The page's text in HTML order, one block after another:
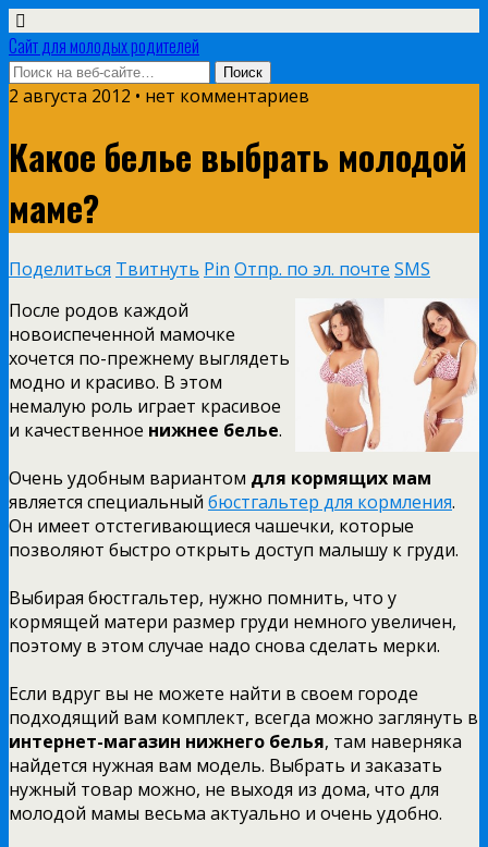
Сайт для молодых родителей
2 августа 2012 • нет комментариев
Какое белье выбрать молодой
маме?
Поделиться Твитнуть Pin Отпр. по эл. почте SMS
После родов каждой
новоиспеченной мамочке
хочется по-прежнему выглядеть
модно и красиво. В этом
немалую роль играет красивое
и качественное нижнее белье.
Очень удобным вариантом для кормящих мам
является специальный бюстгальтер для кормления.
Он имеет отстегивающиеся чашечки, которые
позволяют быстро открыть доступ малышу к груди.
Выбирая бюстгальтер, нужно помнить, что у
кормящей матери размер груди немного увеличен,
поэтому в этом случае надо снова сделать мерки.
Если вдруг вы не можете найти в своем городе
подходящий вам комплект, всегда можно заглянуть в
интернет-магазин нижнего белья, там наверняка
найдется нужная вам модель. Выбрать и заказать
нужный товар можно, не выходя из дома, что для
молодой мамы весьма актуально и очень удобно.